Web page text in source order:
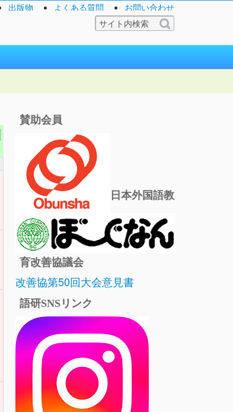
出版物 よくある質問 お問い合わせ
賛助会員
日本外国語教
育改善協議会
改善協第50回大会意見書
語研SNSリンク